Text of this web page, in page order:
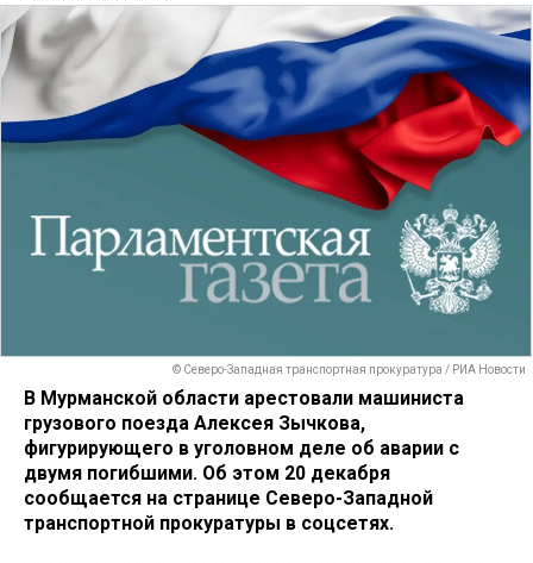
© Северо-Западная транспортная прокуратура / РИА Новости
В Мурманской области арестовали машиниста
грузового поезда Алексея Зычкова,
фигурирующего в уголовном деле об аварии с
двумя погибшими. Об этом 20 декабря
сообщается на странице Северо-Западной
транспортной прокуратуры в соцсетях.